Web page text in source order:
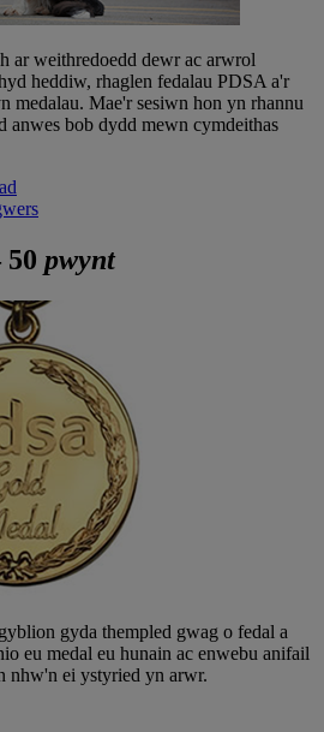
ar weithredoedd dewr ac arwrol
heddiw, rhaglen fedalau PDSA a'r
medalau. Mae'r sesiwn hon yn rhannu
anwes bob dydd mewn cymdeithas
pwynt
gyda thempled gwag o fedal a
eu medal eu hunain ac enwebu anifail
nhw'n ei ystyried yn arwr.